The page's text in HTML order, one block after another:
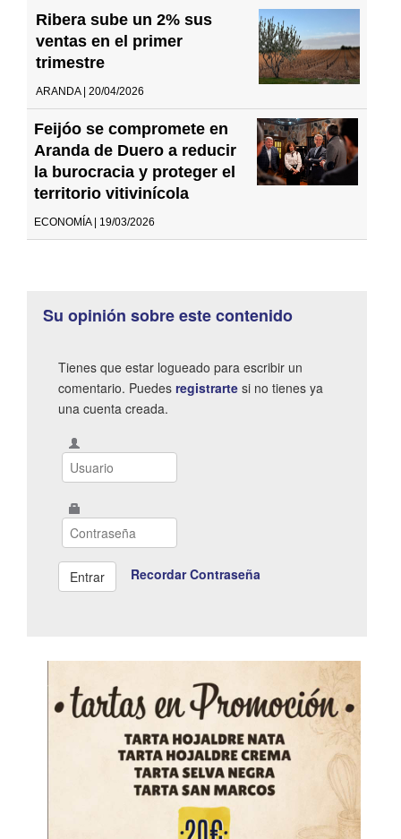
Ribera sube un 2% sus
ventas en el primer
trimestre
ARANDA | 20/04/2026
Feijóo se compromete en
Aranda de Duero a reducir
la burocracia y proteger el
territorio vitivinícola
ECONOMÍA | 19/03/2026
Su opinión sobre este contenido
Tienes que estar logueado para escribir un
comentario. Puedes registrarte si no tienes ya
una cuenta creada.
Recordar Contraseña